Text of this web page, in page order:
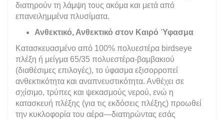
διατηρούν τη λάμψη τους ακόμα και μετά από
επανειλημμένα πλυσίματα.
Ανθεκτικό, Ανθεκτικό στον Καιρό Ύφασμα
Κατασκευασμένο από 100% πολυεστέρα birdseye
πλέξη ή μείγμα 65/35 πολυεστέρα-βαμβακιού
(διαθέσιμες επιλογές), το ύφασμα εξισορροπεί
ανθεκτικότητα και αναπνευστικότητα. Ανθέχει σε
σχίσιμο, τρύπες και ψεκασμούς νερού, ενώ η
κατασκευή πλέξης (για τις εκδόσεις πλέξης) προωθεί
την κυκλοφορία του αέρα—διατηρώντας εσάς